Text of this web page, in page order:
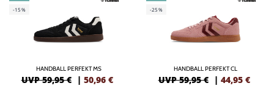
-15%
HANDBALL PERFEKT MS
UVP 59,95 € | 50,96 €
-25%
HANDBALL PERFEKT CL
UVP 59,95 € | 44,95 €